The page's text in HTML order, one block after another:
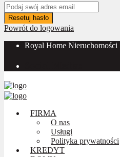
Resetuj hasło
Powrót do logowania
Royal Home Nieruchomości
FIRMA
O nas
Usługi
Polityka prywatności
KREDYT